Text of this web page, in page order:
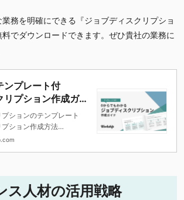
務を明確にできる『ジョブディスクリプショ
でダウンロードできます。ぜひ貴社の業務に
ンプレート付
リプション作成ガイ
ションのテンプレート
プション作成方法
すべきポイントをお伝え
ス人材の活用戦略